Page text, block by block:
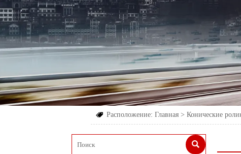
 Расположение:Главная >Конические
